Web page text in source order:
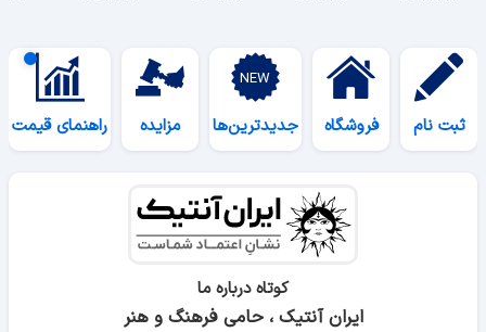
ثبت نام فروشگاه جدیدترین‌ها مزایده راهنمای قیمت
کوتاه درباره ما
ایران آنتیک ، حامی فرهنگ و هنر